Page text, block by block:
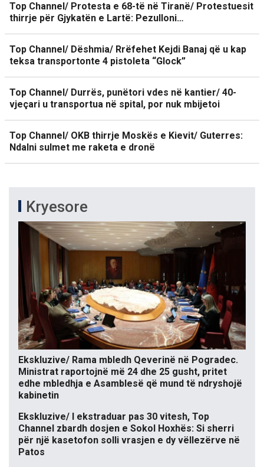
Top Channel/ Protesta e 68-të në Tiranë/ Protestuesit
thirrje për Gjykatën e Lartë: Pezulloni…
Top Channel/ Dëshmia/ Rrëfehet Kejdi Banaj që u kap
teksa transportonte 4 pistoleta “Glock”
Top Channel/ Durrës, punëtori vdes në kantier/ 40-
vjeçari u transportua në spital, por nuk mbijetoi
Top Channel/ OKB thirrje Moskës e Kievit/ Guterres:
Ndalni sulmet me raketa e dronë
Kryesore
Ekskluzive/ Rama mbledh Qeverinë në Pogradec.
Ministrat raportojnë më 24 dhe 25 gusht, pritet
edhe mbledhja e Asamblesë që mund të ndryshojë
kabinetin
Ekskluzive/ I ekstraduar pas 30 vitesh, Top
Channel zbardh dosjen e Sokol Hoxhës: Si sherri
për një kasetofon solli vrasjen e dy vëllezërve në
Patos